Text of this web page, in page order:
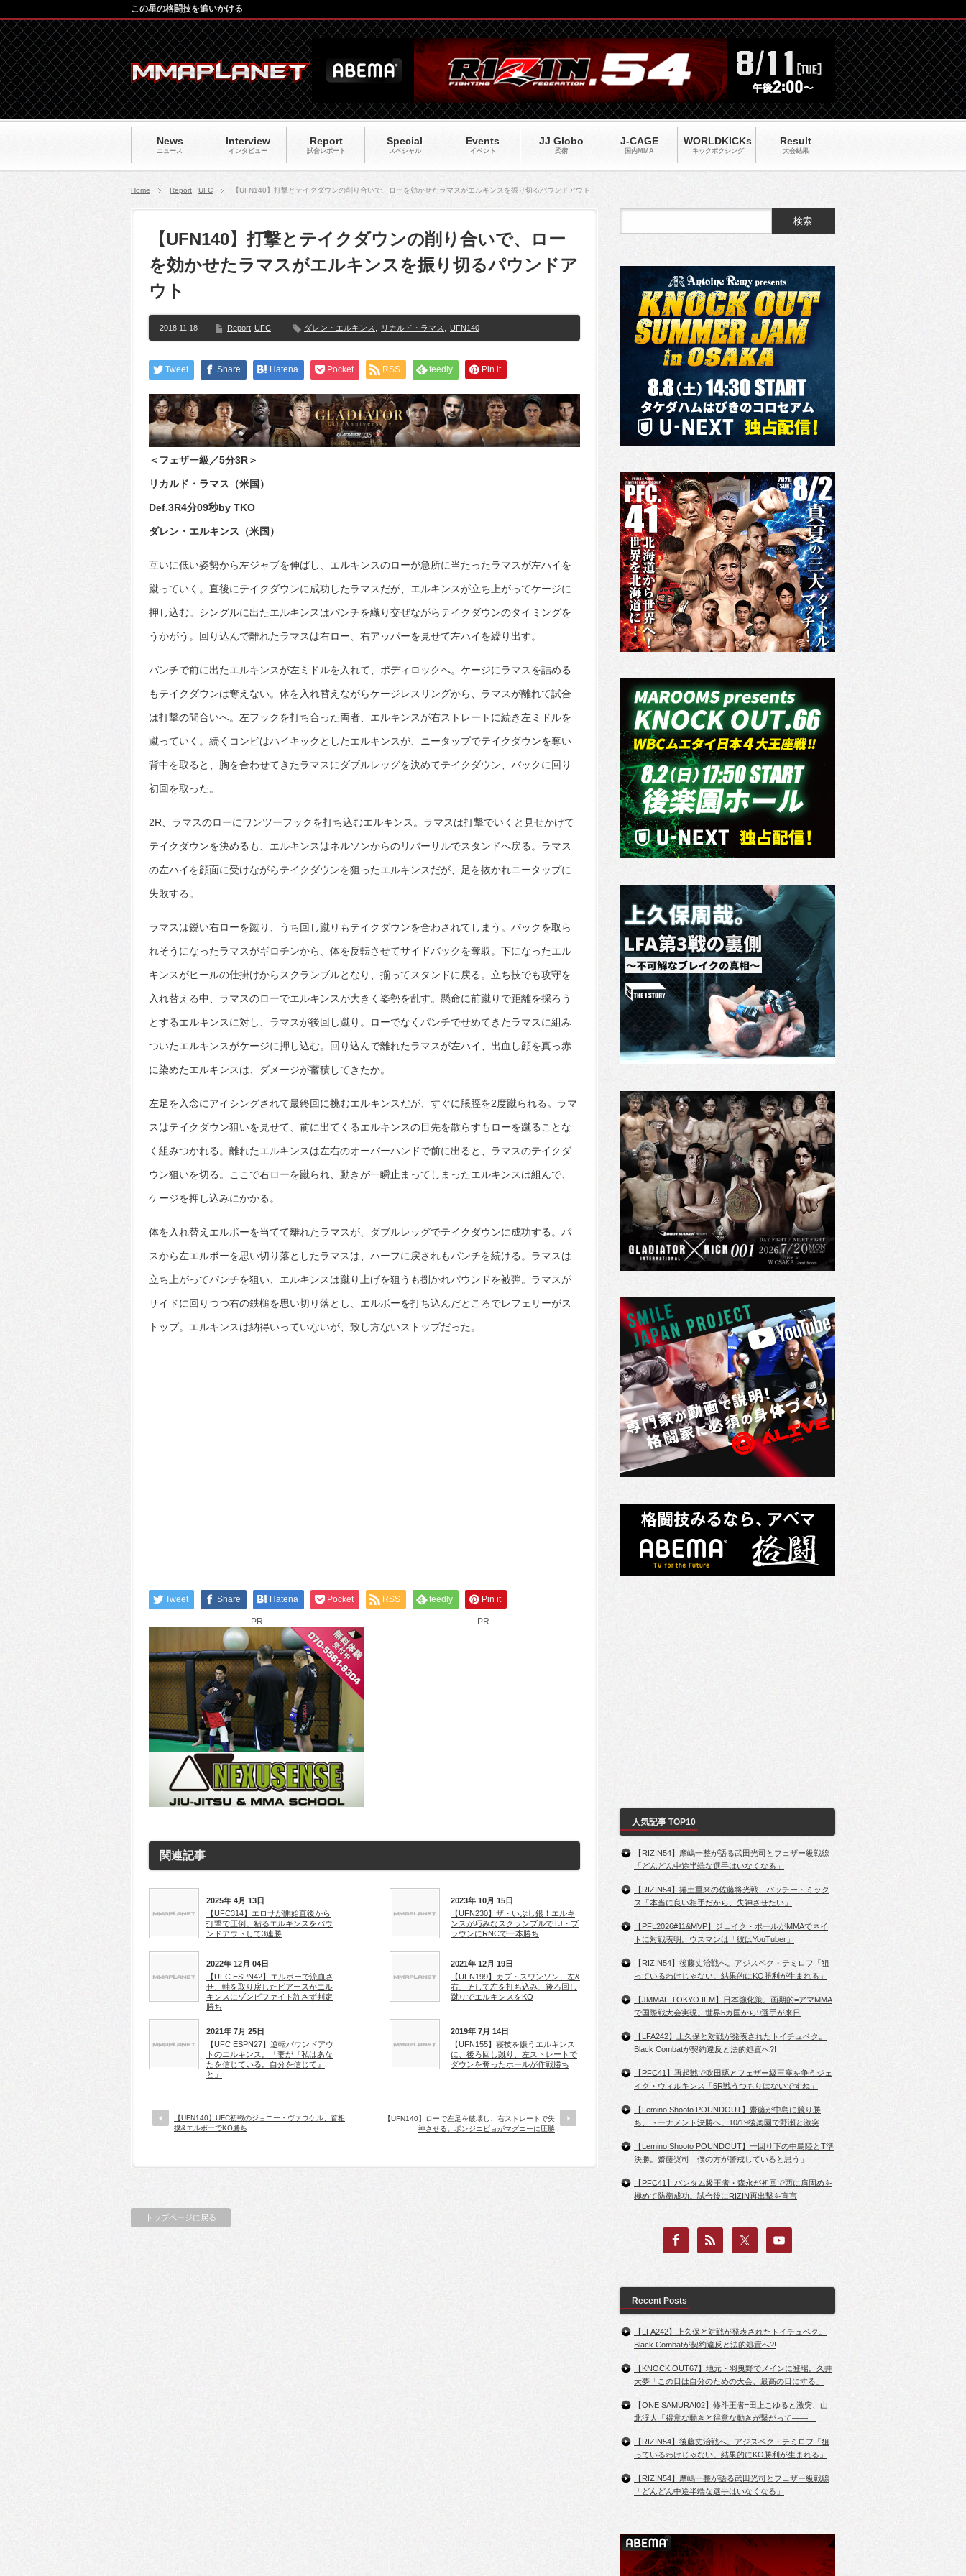
News
ニュース
Interview
インタビュー
Report
試合レポート
Special
スペシャル
Events
イベント
JJ Globo
柔術
J-CAGE
国内MMA
WORLDKICKs
キックポクシング
Result
大会結果
この星の格闘技を追いかける
Home Report UFC 【UFN140】打撃とテイクダウンの削り合いで、ローを効かせたラマスがエルキンスを振り切るパウンドアウト
【UFN140】打撃とテイクダウンの削り合いで、ロー
を効かせたラマスがエルキンスを振り切るパウンドア
ウト
2018.11.18 Report UFC ダレン・エルキンス リカルド・ラマス UFN140
Tweet Share Hatena Pocket RSS feedly Pin it
＜フェザー級／5分3R＞
リカルド・ラマス（米国）
Def.3R4分09秒by TKO
ダレン・エルキンス（米国）
互いに低い姿勢から左ジャブを伸ばし、エルキンスのローが急所に当たったラマスが左ハイを
蹴っていく。直後にテイクダウンに成功したラマスだが、エルキンスが立ち上がってケージに
押し込む。シングルに出たエルキンスはパンチを織り交ぜながらテイクダウンのタイミングを
うかがう。回り込んで離れたラマスは右ロー、右アッパーを見せて左ハイを繰り出す。
パンチで前に出たエルキンスが左ミドルを入れて、ボディロックへ。ケージにラマスを詰める
もテイクダウンは奪えない。体を入れ替えながらケージレスリングから、ラマスが離れて試合
は打撃の間合いへ。左フックを打ち合った両者、エルキンスが右ストレートに続き左ミドルを
蹴っていく。続くコンビはハイキックとしたエルキンスが、ニータップでテイクダウンを奪い
背中を取ると、胸を合わせてきたラマスにダブルレッグを決めてテイクダウン、バックに回り
初回を取った。
2R、ラマスのローにワンツーフックを打ち込むエルキンス。ラマスは打撃でいくと見せかけて
テイクダウンを決めるも、エルキンスはネルソンからのリバーサルでスタンドへ戻る。ラマス
の左ハイを顔面に受けながらテイクダウンを狙ったエルキンスだが、足を抜かれニータップに
失敗する。
ラマスは鋭い右ローを蹴り、うち回し蹴りもテイクダウンを合わされてしまう。バックを取ら
れそうになったラマスがギロチンから、体を反転させてサイドバックを奪取。下になったエル
キンスがヒールの仕掛けからスクランブルとなり、揃ってスタンドに戻る。立ち技でも攻守を
入れ替える中、ラマスのローでエルキンスが大きく姿勢を乱す。懸命に前蹴りで距離を採ろう
とするエルキンスに対し、ラマスが後回し蹴り。ローでなくパンチでせめてきたラマスに組み
ついたエルキンスがケージに押し込む。回り込んで離れたラマスが左ハイ、出血し顔を真っ赤
に染めたエルキンスは、ダメージが蓄積してきたか。
左足を入念にアイシングされて最終回に挑むエルキンスだが、すぐに脹脛を2度蹴られる。ラマ
スはテイクダウン狙いを見せて、前に出てくるエルキンスの目先を散らすもローを蹴ることな
く組みつかれる。離れたエルキンスは左右のオーバーハンドで前に出ると、ラマスのテイクダ
ウン狙いを切る。ここで右ローを蹴られ、動きが一瞬止まってしまったエルキンスは組んで、
ケージを押し込みにかかる。
体を入れ替えエルボーを当てて離れたラマスが、ダブルレッグでテイクダウンに成功する。パ
スから左エルボーを思い切り落としたラマスは、ハーフに戻されもパンチを続ける。ラマスは
立ち上がってパンチを狙い、エルキンスは蹴り上げを狙うも捌かれパウンドを被弾。ラマスが
サイドに回りつつ右の鉄槌を思い切り落とし、エルボーを打ち込んだところでレフェリーがス
トップ。エルキンスは納得いっていないが、致し方ないストップだった。
Tweet Share Hatena Pocket RSS feedly Pin it
PR PR
関連記事
2025年 4月 13日
【UFC314】エロサが開始直後から
打撃で圧倒。粘るエルキンスをパウ
ンドアウトして3連勝
2023年 10月 15日
【UFN230】ザ・いぶし銀！エルキ
ンスが巧みなスクランブルでTJ・ブ
ラウンにRNCで一本勝ち
2022年 12月 04日
【UFC ESPN42】エルボーで流血さ
せ、軸を取り戻したピアースがエル
キンスにゾンビファイト許さず判定
勝ち
2021年 12月 19日
【UFN199】カブ・スワンソン、左&
右、そして左を打ち込み、後ろ回し
蹴りでエルキンスをKO
2021年 7月 25日
【UFC ESPN27】逆転パウンドアウ
トのエルキンス。「妻が『私はあな
たを信じている。自分を信じて』
と」
2019年 7月 14日
【UFN155】寝技を嫌うエルキンス
に、後ろ回し蹴り、左ストレートで
ダウンを奪ったホールが作戦勝ち
【UFN140】UFC初戦のジョニー・ヴァウケル、首相
撲&エルボーでKO勝ち
【UFN140】ローで左足を破壊し、右ストレートで失
神させる。ポンジニビョがマグニーに圧勝
トップページに戻る
人気記事 TOP10
【RIZIN54】摩嶋一整が語る武田光司とフェザー級戦線
「どんどん中途半端な選手はいなくなる」
【RIZIN54】捲土重来の佐藤将光戦、パッチー・ミック
ス「本当に良い相手だから、失神させたい」
【PFL2026#11&MVP】ジェイク・ポールがMMAでネイ
トに対戦表明。ウスマンは「彼はYouTuber」
【RIZIN54】後藤丈治戦へ。アジスベク・テミロフ「狙
っているわけじゃない。結果的にKO勝利が生まれる」
【JMMAF TOKYO IFM】日本強化策。画期的=アマMMA
で国際戦大会実現。世界5カ国から9選手が来日
【LFA242】上久保と対戦が発表されたトイチュベク。
Black Combatが契約違反と法的処置へ?!
【PFC41】再起戦で吹田琢とフェザー級王座を争うジェ
イク・ウィルキンス「5R戦うつもりはないですね」
【Lemino Shooto POUNDOUT】齋藤が中島に競り勝
ち、トーナメント決勝へ。10/19後楽園で野瀬と激突
【Lemino Shooto POUNDOUT】一回り下の中島陸とT準
決勝。齋藤奨司「僕の方が警戒していると思う」
【PFC41】バンタム級王者・森永が初回で西に肩固めを
極めて防衛成功。試合後にRIZIN再出撃を宣言
Recent Posts
【LFA242】上久保と対戦が発表されたトイチュベク。
Black Combatが契約違反と法的処置へ?!
【KNOCK OUT67】地元・羽曳野でメインに登場。久井
大夢「この日は自分のための大会、最高の日にする」
【ONE SAMURAI02】修斗王者=田上こゆると激突、山
北渓人「得意な動きと得意な動きが繋がって――」
【RIZIN54】後藤丈治戦へ。アジスベク・テミロフ「狙
っているわけじゃない。結果的にKO勝利が生まれる」
【RIZIN54】摩嶋一整が語る武田光司とフェザー級戦線
「どんどん中途半端な選手はいなくなる」